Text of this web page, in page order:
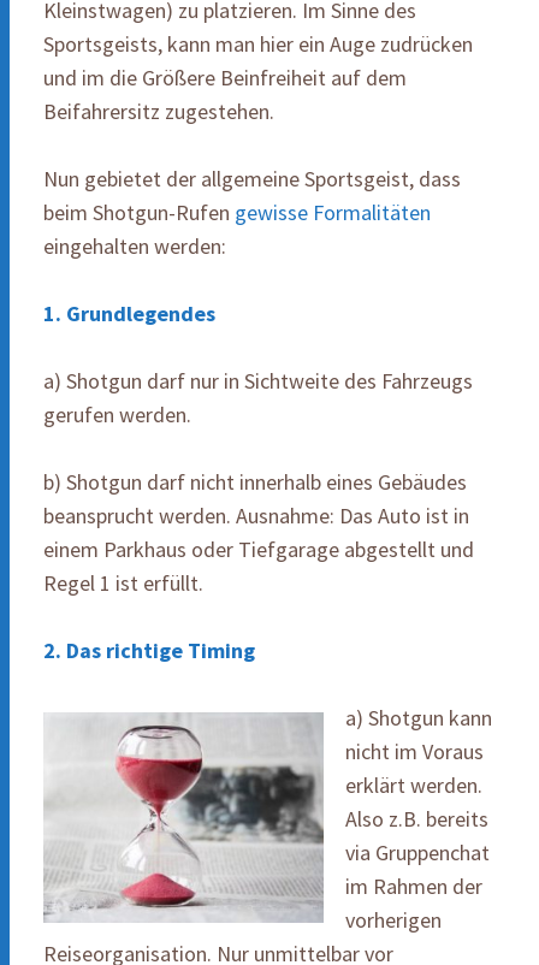
Kleinstwagen) zu platzieren. Im Sinne des
Sportsgeists, kann man hier ein Auge zudrücken
und im die Größere Beinfreiheit auf dem
Beifahrersitz zugestehen.
Nun gebietet der allgemeine Sportsgeist, dass
beim Shotgun-Rufen gewisse Formalitäten
eingehalten werden:
1. Grundlegendes
a) Shotgun darf nur in Sichtweite des Fahrzeugs
gerufen werden.
b) Shotgun darf nicht innerhalb eines Gebäudes
beansprucht werden. Ausnahme: Das Auto ist in
einem Parkhaus oder Tiefgarage abgestellt und
Regel 1 ist erfüllt.
2. Das richtige Timing
a) Shotgun kann
nicht im Voraus
erklärt werden.
Also z.B. bereits
via Gruppenchat
im Rahmen der
vorherigen
Reiseorganisation. Nur unmittelbar vor